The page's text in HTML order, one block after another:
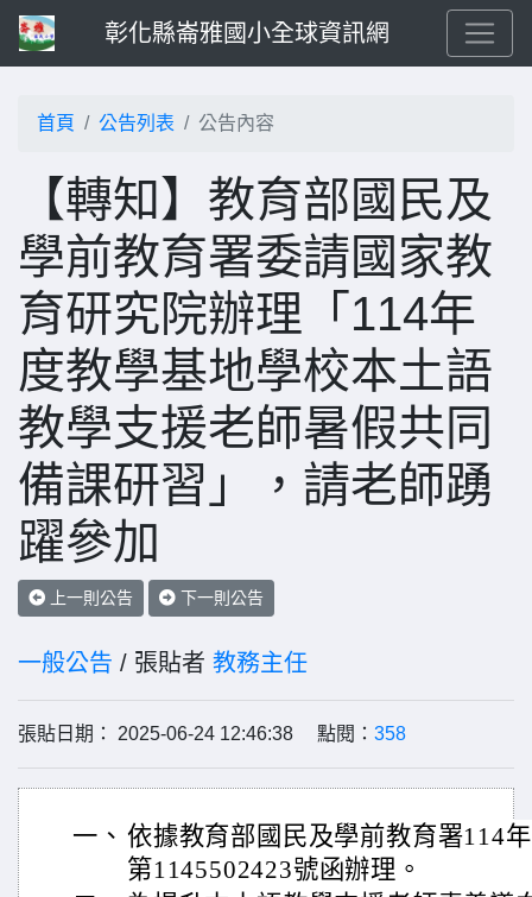
彰化縣崙雅國小全球資訊網
首頁 公告列表 公告內容
【轉知】教育部國民及
學前教育署委請國家教
育研究院辦理「114年
度教學基地學校本土語
教學支援老師暑假共同
備課研習」，請老師踴
躍參加
上一則公告 下一則公告
一般公告 / 張貼者 教務主任
張貼日期： 2025-06-24 12:46:38 點閱： 358
一、 依據教育部國民及學前教育署114
第1145502423號函辦理。